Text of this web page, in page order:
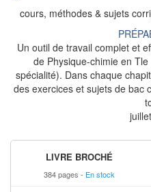
cours, méthodes & sujets
Un outil de travail complet et
de Physique-chimie en
spécialité). Dans chaque
des exercices et sujets de bac
LIVRE BROCHÉ
384 pages En stock